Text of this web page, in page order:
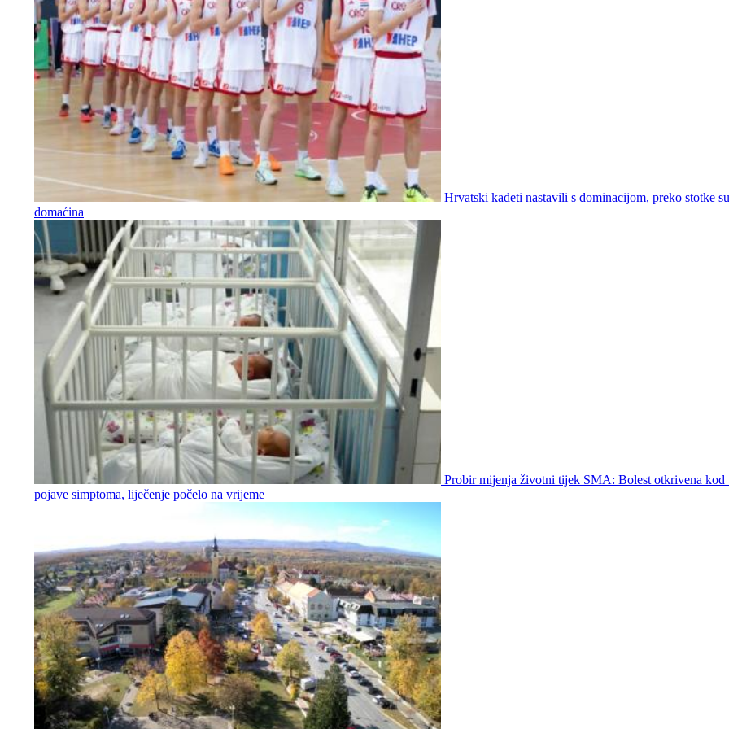
Hrvatski kadeti nastavili s dominacijom, preko stotke
domaćina
Probir mijenja životni tijek SMA: Bolest otkrivena kod
pojave simptoma, liječenje počelo na vrijeme